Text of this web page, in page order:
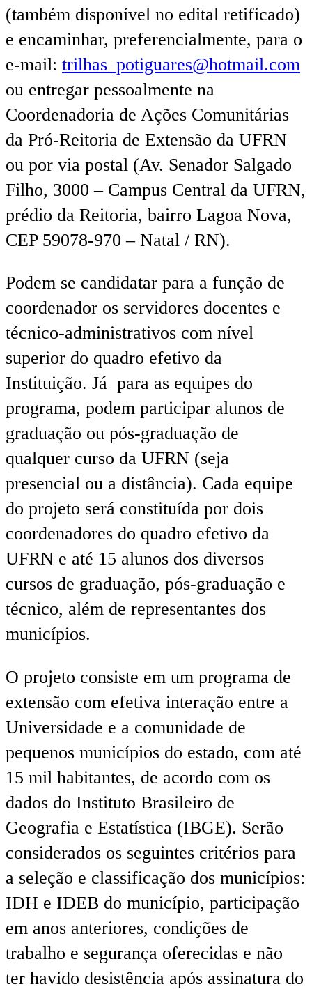
(também disponível no edital retificado)
e encaminhar, preferencialmente, para o
e-mail: trilhas_potiguares@hotmail.com
ou entregar pessoalmente na
Coordenadoria de Ações Comunitárias
da Pró-Reitoria de Extensão da UFRN
ou por via postal (Av. Senador Salgado
Filho, 3000 – Campus Central da UFRN,
prédio da Reitoria, bairro Lagoa Nova,
CEP 59078-970 – Natal / RN).
Podem se candidatar para a função de
coordenador os servidores docentes e
técnico-administrativos com nível
superior do quadro efetivo da
Instituição. Já para as equipes do
programa, podem participar alunos de
graduação ou pós-graduação de
qualquer curso da UFRN (seja
presencial ou a distância). Cada equipe
do projeto será constituída por dois
coordenadores do quadro efetivo da
UFRN e até 15 alunos dos diversos
cursos de graduação, pós-graduação e
técnico, além de representantes dos
municípios.
O projeto consiste em um programa de
extensão com efetiva interação entre a
Universidade e a comunidade de
pequenos municípios do estado, com até
15 mil habitantes, de acordo com os
dados do Instituto Brasileiro de
Geografia e Estatística (IBGE). Serão
considerados os seguintes critérios para
a seleção e classificação dos municípios:
IDH e IDEB do município, participação
em anos anteriores, condições de
trabalho e segurança oferecidas e não
ter havido desistência após assinatura do